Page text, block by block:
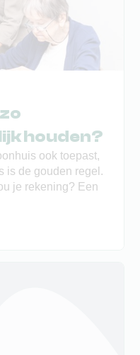
houden?
ook toepast,
is de gouden regel.
je rekening? Een